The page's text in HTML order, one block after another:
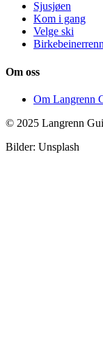
Sjusjøen
Kom i gang
Velge ski
Om oss
Om Langrenn
© 2025 Langrenn
Bilder: Unsplash